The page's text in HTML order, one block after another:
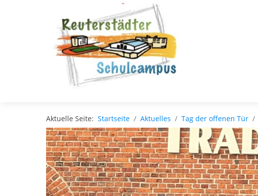
Aktuelle Seite: Startseite Aktuelles Tag der offenen Tür